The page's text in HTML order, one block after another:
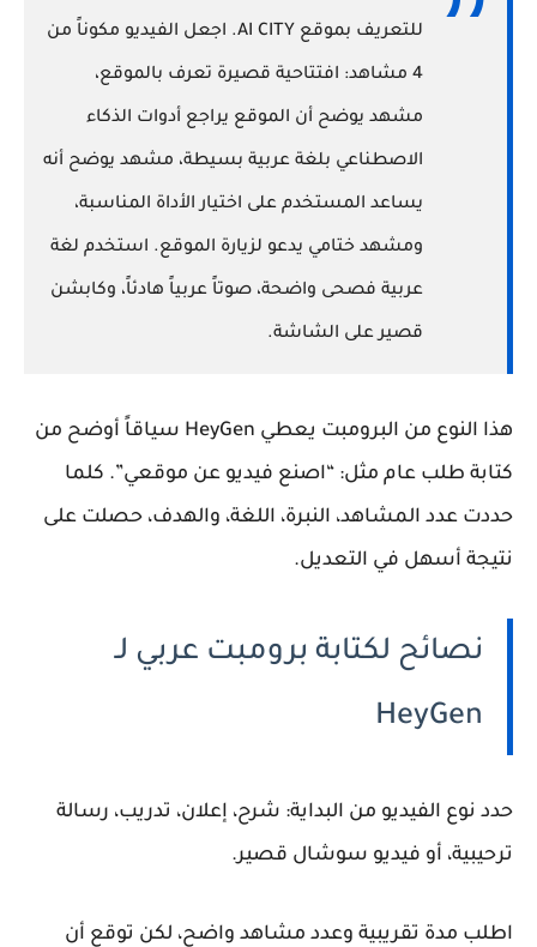
للتعريف بموقع AI CITY. اجعل الفيديو مكوناً من
4 مشاهد: افتتاحية قصيرة تعرف بالموقع،
مشهد يوضح أن الموقع يراجع أدوات الذكاء
الاصطناعي بلغة عربية بسيطة، مشهد يوضح أنه
يساعد المستخدم على اختيار الأداة المناسبة،
ومشهد ختامي يدعو لزيارة الموقع. استخدم لغة
عربية فصحى واضحة، صوتاً عربياً هادئاً، وكابشن
قصير على الشاشة.
هذا النوع من البرومبت يعطي HeyGen سياقاً أوضح من
كتابة طلب عام مثل: “اصنع فيديو عن موقعي”. كلما
حددت عدد المشاهد، النبرة، اللغة، والهدف، حصلت على
نتيجة أسهل في التعديل.
نصائح لكتابة برومبت عربي لـ
HeyGen
حدد نوع الفيديو من البداية: شرح، إعلان، تدريب، رسالة
ترحيبية، أو فيديو سوشال قصير.
اطلب مدة تقريبية وعدد مشاهد واضح، لكن توقع أن